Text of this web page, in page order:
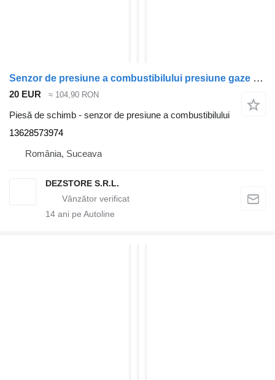
Senzor de presiune a combustibilului presiune gaze 13628573974 pentru automobil BMW X7
20 EUR ≈ 104,90 RON
Piesă de schimb - senzor de presiune a combustibilului
13628573974
România, Suceava
DEZSTORE S.R.L.
14 ani pe Autoline